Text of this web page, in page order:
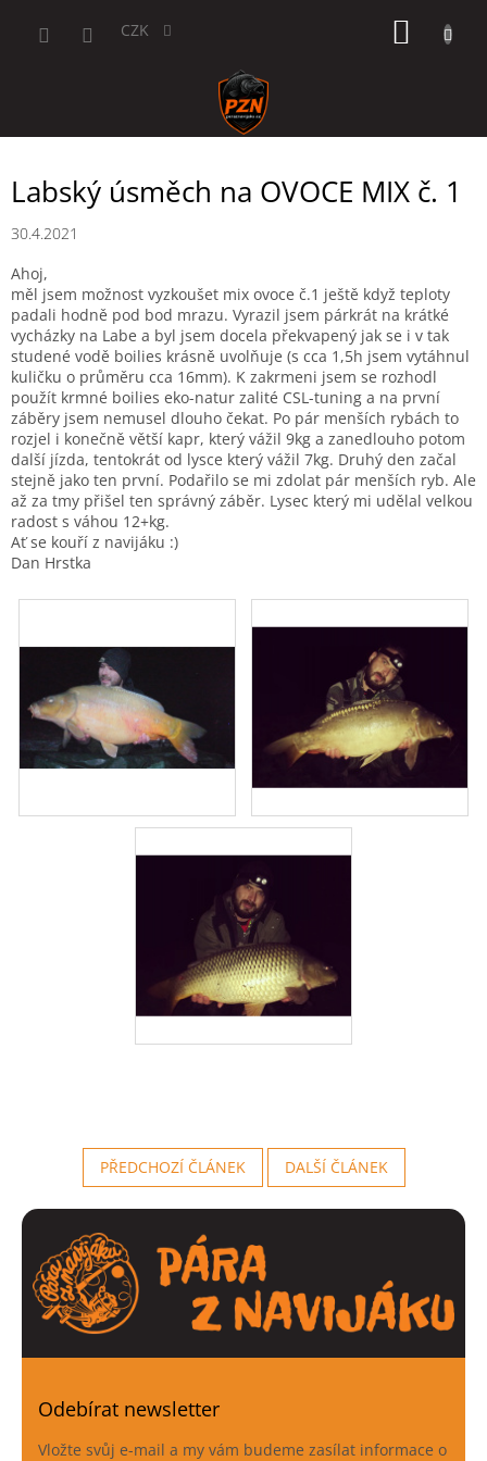
CZK
Labský úsměch na OVOCE MIX č. 1
30.4.2021
Ahoj,
měl jsem možnost vyzkoušet mix ovoce č.1 ještě když teploty
padali hodně pod bod mrazu. Vyrazil jsem párkrát na krátké
vycházky na Labe a byl jsem docela překvapený jak se i v tak
studené vodě boilies krásně uvolňuje (s cca 1,5h jsem vytáhnul
kuličku o průměru cca 16mm). K zakrmeni jsem se rozhodl
použít krmné boilies eko-natur zalité CSL-tuning a na první
záběry jsem nemusel dlouho čekat. Po pár menších rybách to
rozjel i konečně větší kapr, který vážil 9kg a zanedlouho potom
další jízda, tentokrát od lysce který vážil 7kg. Druhý den začal
stejně jako ten první. Podařilo se mi zdolat pár menších ryb. Ale
až za tmy přišel ten správný záběr. Lysec který mi udělal velkou
radost s váhou 12+kg.
Ať se kouří z navijáku :)
Dan Hrstka
PŘEDCHOZÍ ČLÁNEK DALŠÍ ČLÁNEK
Odebírat newsletter
Vložte svůj e-mail a my vám budeme zasílat informace o